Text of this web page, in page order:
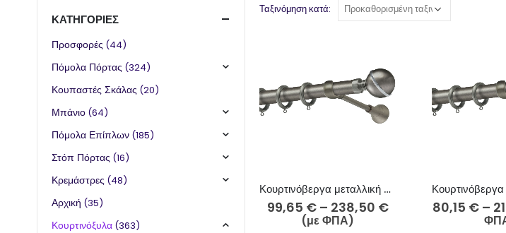
Ταξινόμηση κατά:
Κουρτινόβεργα μεταλλική Φ25 ανθρακί Κρόνος Κ58-2525-5
99,65 € – 238,50 €
(με ΦΠΑ)
80,15 € –
ΚΑΤΗΓΟΡΊΕΣ
Προσφορές (44)
Πόμολα Πόρτας (324)
Κουπαστές Σκάλας (20)
Μπάνιο (64)
Πόμολα Επίπλων (185)
Στόπ Πόρτας (16)
Κρεμάστρες (48)
Αρχική (35)
Κουρτινόξυλα (363)